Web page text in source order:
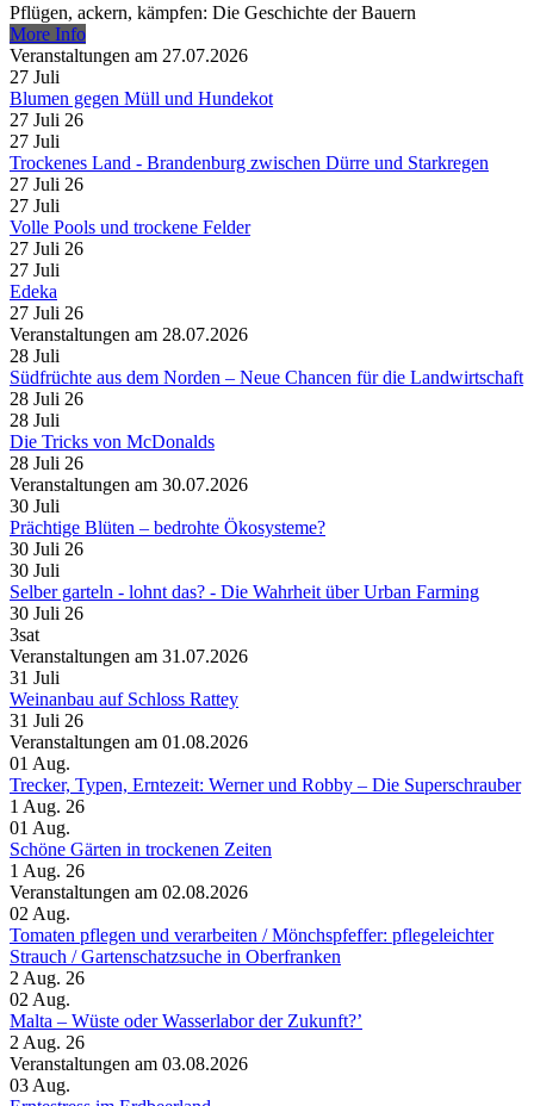
Pflügen, ackern, kämpfen: Die Geschichte der Bauern
More Info
Veranstaltungen am 27.07.2026
27 Juli
Blumen gegen Müll und Hundekot
27 Juli 26
27 Juli
Trockenes Land - Brandenburg zwischen Dürre und Starkregen
27 Juli 26
27 Juli
Volle Pools und trockene Felder
27 Juli 26
27 Juli
Edeka
27 Juli 26
Veranstaltungen am 28.07.2026
28 Juli
Südfrüchte aus dem Norden – Neue Chancen für die Landwirtschaft
28 Juli 26
28 Juli
Die Tricks von McDonalds
28 Juli 26
Veranstaltungen am 30.07.2026
30 Juli
Prächtige Blüten – bedrohte Ökosysteme?
30 Juli 26
30 Juli
Selber garteln - lohnt das? - Die Wahrheit über Urban Farming
30 Juli 26
3sat
Veranstaltungen am 31.07.2026
31 Juli
Weinanbau auf Schloss Rattey
31 Juli 26
Veranstaltungen am 01.08.2026
01 Aug.
Trecker, Typen, Erntezeit: Werner und Robby – Die Superschrauber
1 Aug. 26
01 Aug.
Schöne Gärten in trockenen Zeiten
1 Aug. 26
Veranstaltungen am 02.08.2026
02 Aug.
Tomaten pflegen und verarbeiten /​ Mönchspfeffer: pflegeleichter
Strauch /​ Gartenschatzsuche in Oberfranken
2 Aug. 26
02 Aug.
Malta – Wüste oder Wasserlabor der Zukunft?’
2 Aug. 26
Veranstaltungen am 03.08.2026
03 Aug.